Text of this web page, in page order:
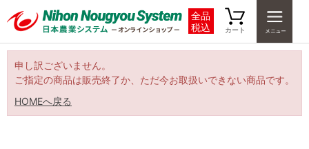
全品
税込
カート
申し訳ございません。
ご指定の商品は販売終了か、ただ今お取扱いできない商品です。
HOMEへ戻る